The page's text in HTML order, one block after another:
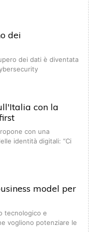
dei
dei dati è diventata
con la
con una
identità digitali: “Ci
model per
tecnologico e
vogliono potenziare le